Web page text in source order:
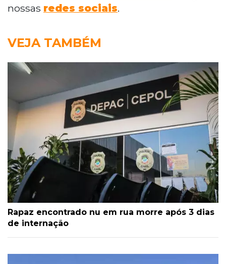
nossas redes sociais.
VEJA TAMBÉM
Rapaz encontrado nu em rua morre após 3 dias
de internação